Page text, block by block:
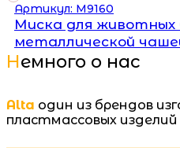
Артикул: М9160
Миска для животных
металлической
Немного о нас
Alta один из брендов
пластмассовых